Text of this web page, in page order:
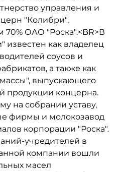
управления и
"Колибри",
ОАО "Роска".<BR>В
известен как владелец
соусов и
а также как
выпускающего
продукции концерна.
на собрании уставу,
фирмы и молокозавод
корпорации "Роска".
учредителей в
компании вошли
масел